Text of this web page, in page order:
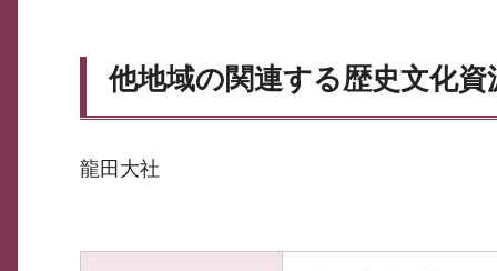
他地域の関連する歴史文化資
龍田大社